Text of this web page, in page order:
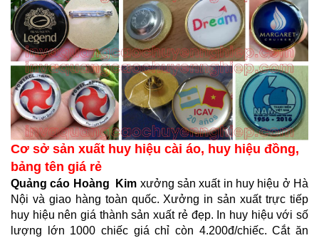
Cơ sở sản xuất huy hiệu cài áo, huy hiệu đồng,
bảng tên giá rẻ
Quảng cáo Hoàng Kim xưởng sản xuất in huy hiệu ở Hà
Nội và giao hàng toàn quốc. Xưởng in sản xuất trực tiếp
huy hiệu nên giá thành sản xuất rẻ đẹp. In huy hiệu với số
lượng lớn 1000 chiếc giá chỉ còn 4.200đ/chiếc. Cắt ăn